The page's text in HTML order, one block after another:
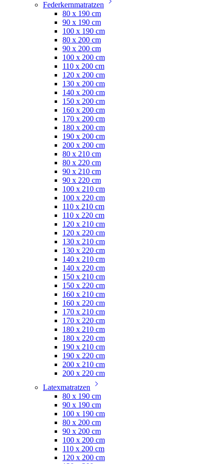
Federkernmatratzen
80 x 190 cm
90 x 190 cm
100 x 190 cm
80 x 200 cm
90 x 200 cm
100 x 200 cm
110 x 200 cm
120 x 200 cm
130 x 200 cm
140 x 200 cm
150 x 200 cm
160 x 200 cm
170 x 200 cm
180 x 200 cm
190 x 200 cm
200 x 200 cm
80 x 210 cm
80 x 220 cm
90 x 210 cm
90 x 220 cm
100 x 210 cm
100 x 220 cm
110 x 210 cm
110 x 220 cm
120 x 210 cm
120 x 220 cm
130 x 210 cm
130 x 220 cm
140 x 210 cm
140 x 220 cm
150 x 210 cm
150 x 220 cm
160 x 210 cm
160 x 220 cm
170 x 210 cm
170 x 220 cm
180 x 210 cm
180 x 220 cm
190 x 210 cm
190 x 220 cm
200 x 210 cm
200 x 220 cm
Latexmatratzen
80 x 190 cm
90 x 190 cm
100 x 190 cm
80 x 200 cm
90 x 200 cm
100 x 200 cm
110 x 200 cm
120 x 200 cm